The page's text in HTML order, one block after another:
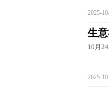
2025-
生
10月
2025-